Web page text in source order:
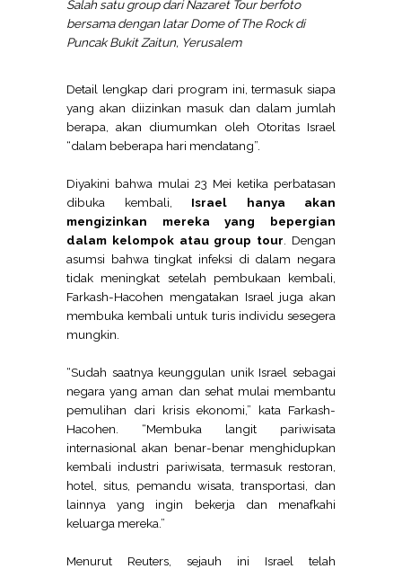
Salah satu group dari Nazaret Tour berfoto
bersama dengan latar Dome of The Rock di
Puncak Bukit Zaitun, Yerusalem
Detail lengkap dari program ini, termasuk siapa
yang akan diizinkan masuk dan dalam jumlah
berapa, akan diumumkan oleh Otoritas Israel
“dalam beberapa hari mendatang”.
Diyakini bahwa mulai 23 Mei ketika perbatasan
dibuka kembali, Israel hanya akan
mengizinkan mereka yang bepergian
dalam kelompok atau group tour . Dengan
asumsi bahwa tingkat infeksi di dalam negara
tidak meningkat setelah pembukaan kembali,
Farkash-Hacohen mengatakan Israel juga akan
membuka kembali untuk turis individu sesegera
mungkin.
“Sudah saatnya keunggulan unik Israel sebagai
negara yang aman dan sehat mulai membantu
pemulihan dari krisis ekonomi,” kata Farkash-
Hacohen. “Membuka langit pariwisata
internasional akan benar-benar menghidupkan
kembali industri pariwisata, termasuk restoran,
hotel, situs, pemandu wisata, transportasi, dan
lainnya yang ingin bekerja dan menafkahi
keluarga mereka.”
Menurut Reuters, sejauh ini Israel telah